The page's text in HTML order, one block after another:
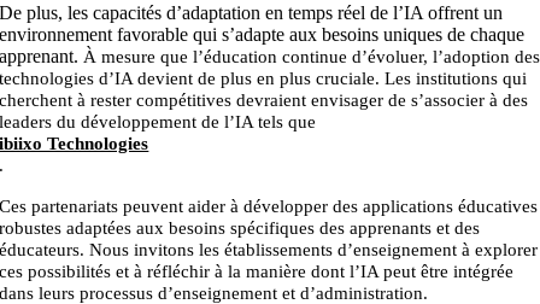
De plus, les capacités d’adaptation en temps réel de l’IA offrent un
environnement favorable qui s’adapte aux besoins uniques de chaque
apprenant. À mesure que l’éducation continue d’évoluer, l’adoption des
technologies d’IA devient de plus en plus cruciale. Les institutions qui
cherchent à rester compétitives devraient envisager de s’associer à des
leaders du développement de l’IA tels que
ibiixo Technologies
.
Ces partenariats peuvent aider à développer des applications éducatives
robustes adaptées aux besoins spécifiques des apprenants et des
éducateurs.Nous invitons les établissements d’enseignement à explorer
ces possibilités et à réfléchir à la manière dont l’IA peut être intégrée
dans leurs processus d’enseignement et d’administration.